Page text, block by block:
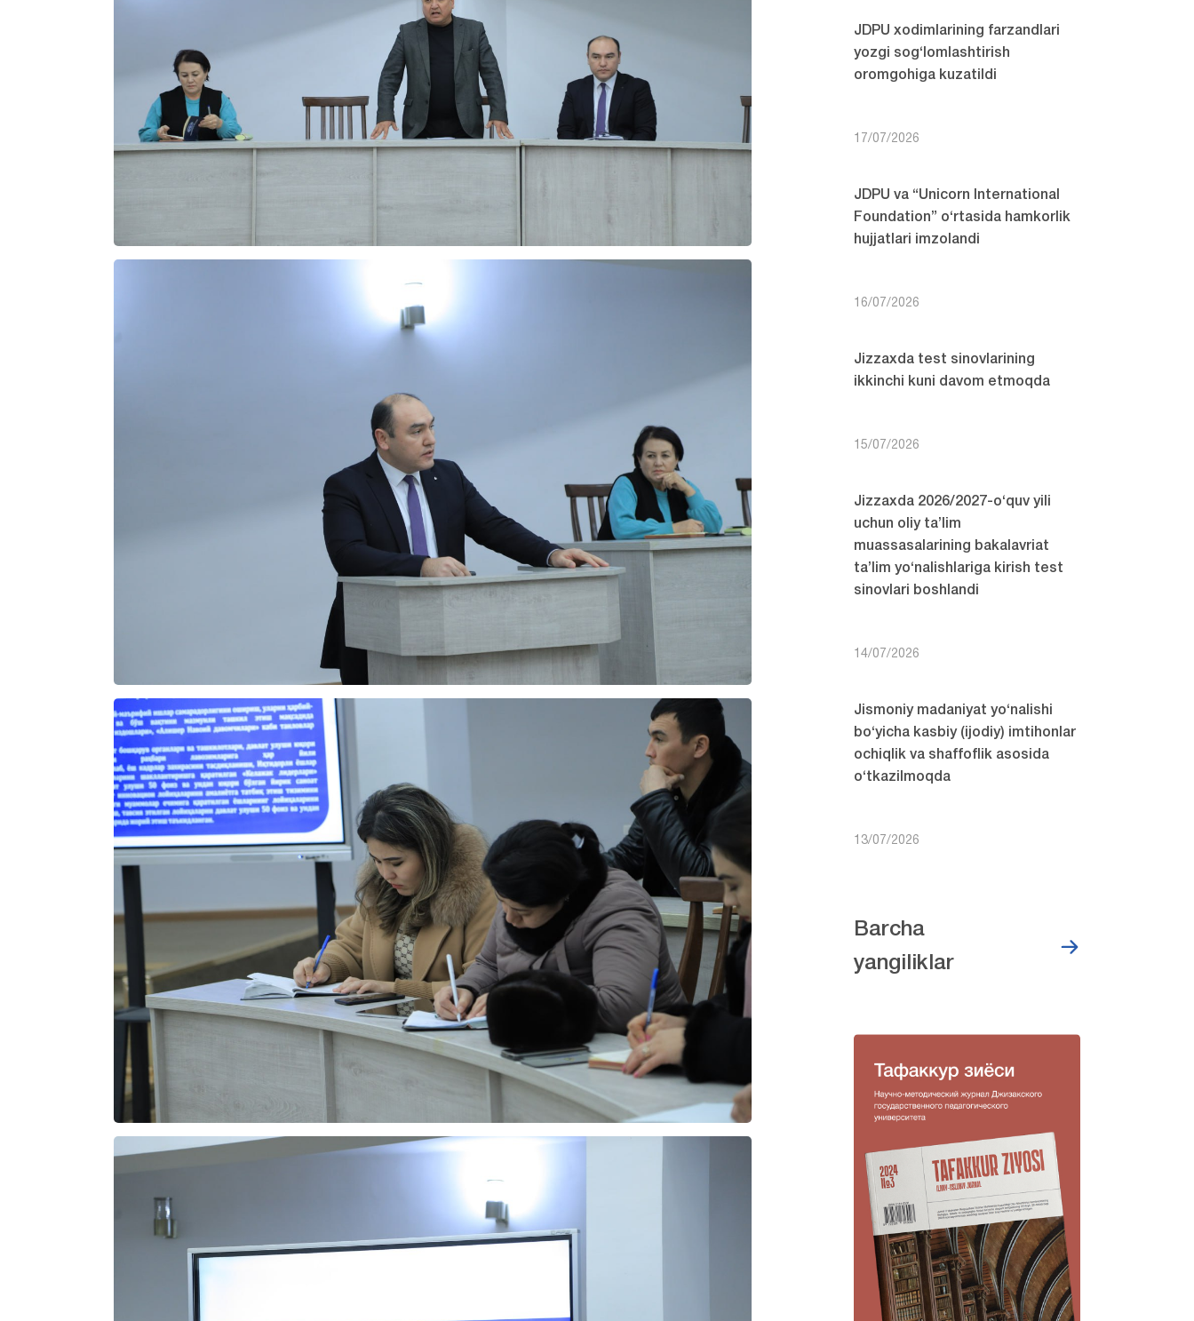
JDPU xodimlarining farzandlari
yozgi sog‘lomlashtirish
oromgohiga kuzatildi
17/07/2026
JDPU va “Unicorn International
Foundation” o‘rtasida hamkorlik
hujjatlari imzolandi
16/07/2026
Jizzaxda test sinovlarining
ikkinchi kuni davom etmoqda
15/07/2026
Jizzaxda 2026/2027-o‘quv yili
uchun oliy ta’lim
muassasalarining bakalavriat
ta’lim yo‘nalishlariga kirish test
sinovlari boshlandi
14/07/2026
Jismoniy madaniyat yo‘nalishi
bo‘yicha kasbiy (ijodiy) imtihonlar
ochiqlik va shaffoflik asosida
o‘tkazilmoqda
13/07/2026
Barcha
yangiliklar